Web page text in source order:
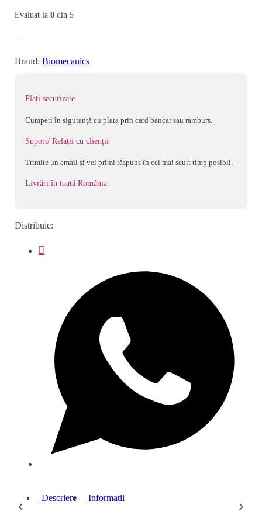
Evaluat la0 din 5
–
Brand:Biomecanics
Plăți securizate
Cumperi în siguranță cu plata prin card bancar sau ramburs.
Suport/ Relații cu clienții
Trimite un email și vei primi răspuns în cel mai scurt timp posibil.
Livrări în toată România
Distribuie:
‹ Descriere Informații ›